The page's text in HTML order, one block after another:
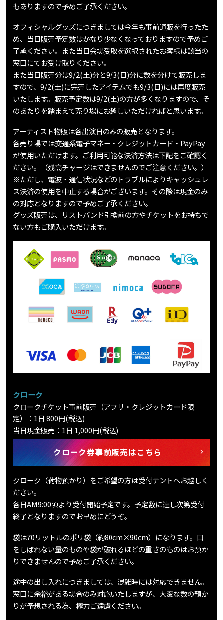
もありますので予めご了承ください。
オフィシャルグッズにつきましては今年も事前通販を行ったた
め、当日販売予定数はかなり少なくなっておりますので予めご
了承ください。また当日会場受取を選択されたお客様は該当の
窓口にてお受け取りください。
また当日販売分は9/2(土)分と9/3(日)分に数を分けて販売しま
すので、9/2(土)に完売したアイテムでも9/3(日)には再度販売
いたします。販売予定数は9/2(土)の方が多くなりますので、そ
のあたりを踏まえて売り場にお越しいただければと思います。
アーティスト物販は各出演日のみの販売となります。
各売り場では交通系電子マネー・クレジットカード・PayPay
が使用いただけます。ご利用可能な決済方法は下記をご確認く
ださい。（残高チャージはできませんのでご注意ください。）
※ただし、電波・通信状況などのトラブルによりキャッシュレ
ス決済の使用を中止する場合がございます。その際は現金のみ
の対応となりますので予めご了承ください。
グッズ販売は、リストバンド引換前の方やチケットをお持ちで
ない方もご購入いただけます。
クローク
クロークチケット事前販売（アプリ・クレジットカード限
定）：1日 800円(税込)
当日現金販売：1日 1,000円(税込)
クローク券事前販売はこちら
クローク（荷物預かり）をご希望の方は受付テントへお越しく
ださい。
各日AM9:00頃より受付開始予定です。予定数に達し次第受付
終了となりますのでお早めにどうぞ。
袋は70リットルのポリ袋（約80cm×90cm）になります。口
をしばれない量のものや袋が破れるほどの重さのものはお預か
りできませんので予めご了承ください。
途中の出し入れにつきましては、混雑時には対応できません。
窓口に余裕がある場合のみ対応いたしますが、大変な数の預か
りが予想される為、極力ご遠慮ください。